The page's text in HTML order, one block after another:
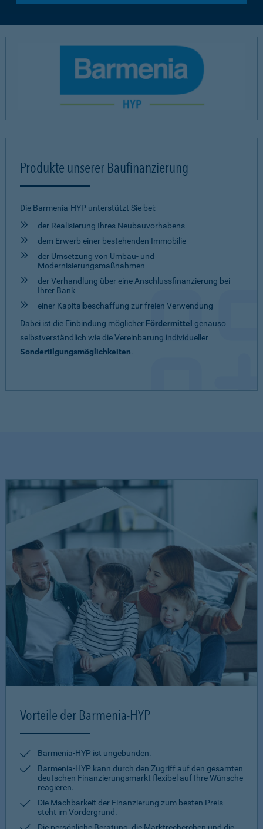
Produkte unserer Baufinanzierung
Die Barmenia-HYP unterstützt Sie bei:
der Realisierung Ihres Neubauvorhabens
dem Erwerb einer bestehenden Immobilie
der Umsetzung von Umbau- und
Modernisierungsmaßnahmen
der Verhandlung über eine Anschlussfinanzierung bei
Ihrer Bank
einer Kapitalbeschaffung zur freien Verwendung
Dabei ist die Einbindung möglicher Fördermittel genauso
selbstverständlich wie die Vereinbarung individueller
Sondertilgungsmöglichkeiten.
Vorteile der Barmenia-HYP
Barmenia-HYP ist ungebunden.
Barmenia-HYP kann durch den Zugriff auf den gesamten
deutschen Finanzierungsmarkt flexibel auf Ihre Wünsche
reagieren.
Die Machbarkeit der Finanzierung zum besten Preis
steht im Vordergrund.